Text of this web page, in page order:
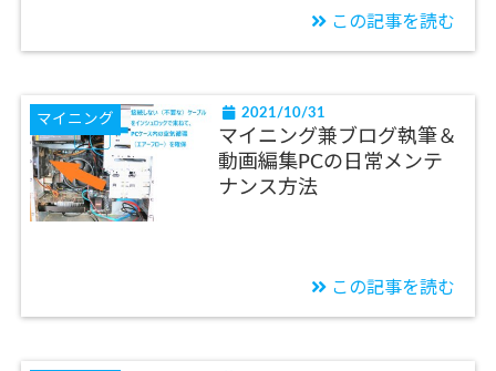
この記事を読む
マイニング 2021/10/31
マイニング兼ブログ執筆＆
動画編集PCの日常メンテ
ナンス方法
この記事を読む